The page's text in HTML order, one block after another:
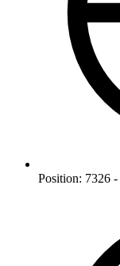
Position: 7326 -